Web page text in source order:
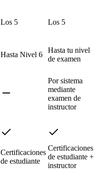
Los 5 Los 5
Hasta Nivel 6
Hasta tu nivel
de examen
Por sistema
mediante
examen de
instructor
Certificaciones
de estudiante
Certificaciones
de estudiante +
instructor